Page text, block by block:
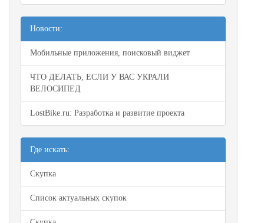
Новости:
Мобильные приложения, поисковый виджет
ЧТО ДЕЛАТЬ, ЕСЛИ У ВАС УКРАЛИ
ВЕЛОСИПЕД
LostBike.ru: Разработка и развитие проекта
Где искать:
Скупка
Список актуальных скупок